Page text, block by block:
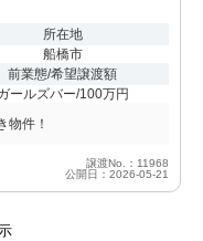
所在地
船橋市
前業態/希望譲渡額
ールズバー/100万円
物件！
譲渡No.：11968
公開日：2026-05-21